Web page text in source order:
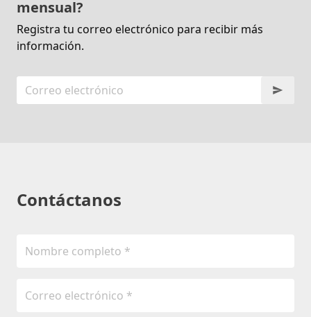
mensual?
Registra tu correo electrónico para recibir más
información.
Contáctanos